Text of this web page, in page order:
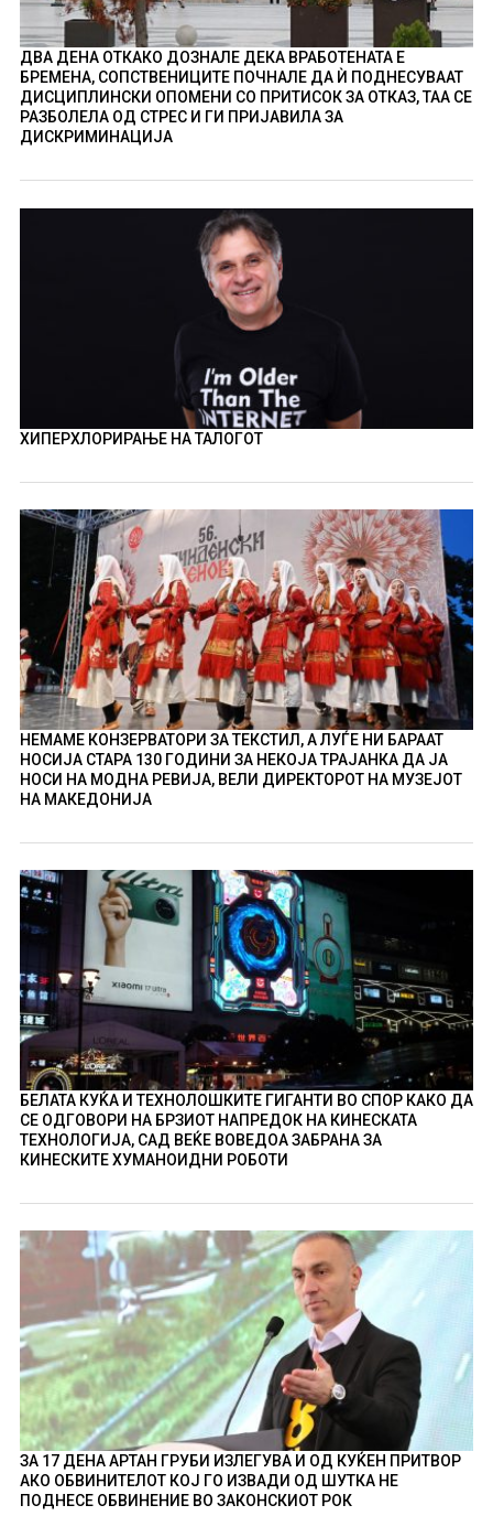
ДВА ДЕНА ОТКАКО ДОЗНАЛЕ ДЕКА ВРАБОТЕНАТА Е
БРЕМЕНА, СОПСТВЕНИЦИТЕ ПОЧНАЛЕ ДА Ѝ ПОДНЕСУВААТ
ДИСЦИПЛИНСКИ ОПОМЕНИ СО ПРИТИСОК ЗА ОТКАЗ, ТАА СЕ
РАЗБОЛЕЛА ОД СТРЕС И ГИ ПРИЈАВИЛА ЗА
ДИСКРИМИНАЦИЈА
ХИПЕРХЛОРИРАЊЕ НА ТАЛОГОТ
НЕМАМЕ КОНЗЕРВАТОРИ ЗА ТЕКСТИЛ, А ЛУЃЕ НИ БАРААТ
НОСИЈА СТАРА 130 ГОДИНИ ЗА НЕКОЈА ТРАЈАНКА ДА ЈА
НОСИ НА МОДНА РЕВИЈА, ВЕЛИ ДИРЕКТОРОТ НА МУЗЕЈОТ
НА МАКЕДОНИЈА
БЕЛАТА КУЌА И ТЕХНОЛОШКИТЕ ГИГАНТИ ВО СПОР КАКО ДА
СЕ ОДГОВОРИ НА БРЗИОТ НАПРЕДОК НА КИНЕСКАТА
ТЕХНОЛОГИЈА, САД ВЕЌЕ ВОВЕДОА ЗАБРАНА ЗА
КИНЕСКИТЕ ХУМАНОИДНИ РОБОТИ
ЗА 17 ДЕНА АРТАН ГРУБИ ИЗЛЕГУВА И ОД КУЌЕН ПРИТВОР
АКО ОБВИНИТЕЛОТ КОЈ ГО ИЗВАДИ ОД ШУТКА НЕ
ПОДНЕСЕ ОБВИНЕНИЕ ВО ЗАКОНСКИОТ РОК